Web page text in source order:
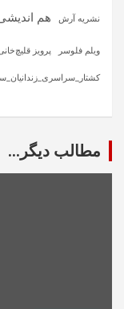
نشریه آرش هم
ویلم فلوسر پرویز
مطالب دیگر...